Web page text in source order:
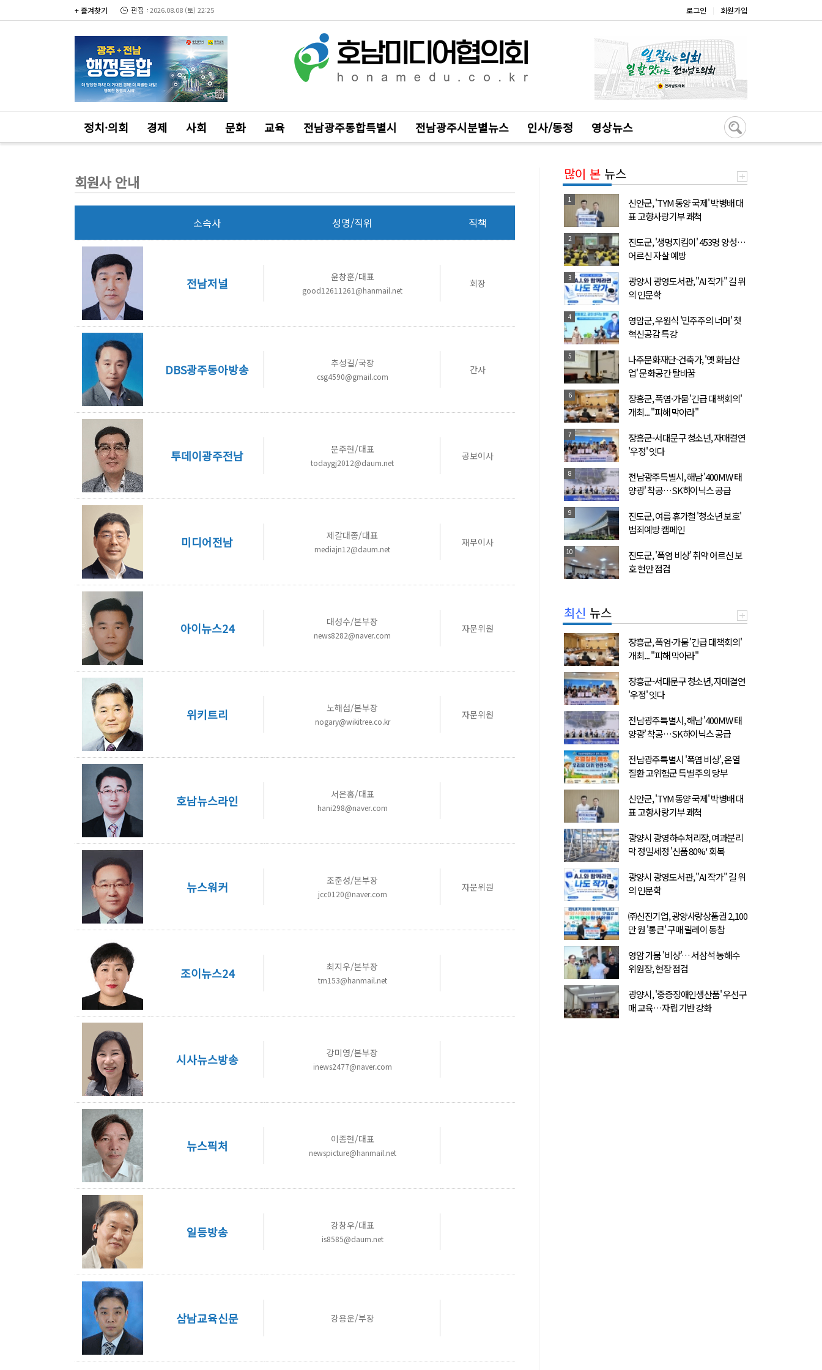
+ 즐겨찾기 2026.08.08 (토) 22:25 로그인 회원가입
정치·의회 경제 사회 문화 교육 전남광주통합특별시 전남광주시분별뉴스 인사/동정 영상뉴스
회원사 안내
소속사 성명/직위 직책
전남저널 윤창훈/대표
good12611261@hanmail.net
회장
DBS광주동아방송 추성길/국장
csg4590@gmail.com
간사
투데이광주전남 문주현/대표
todaygj2012@daum.net
공보이사
미디어전남 제갈대종/대표
mediajn12@daum.net
재무이사
아이뉴스24 대성수/본부장
news8282@naver.com
자문위원
위키트리 노해섭/본부장
nogary@wikitree.co.kr
자문위원
호남뉴스라인 서은홍/대표
hani298@naver.com
뉴스워커 조준성/본부장
jcc0120@naver.com
자문위원
조이뉴스24 최지우/본부장
tm153@hanmail.net
시사뉴스방송 강미영/본부장
inews2477@naver.com
뉴스픽처 이종현/대표
newspicture@hanmail.net
일등방송 강창우/대표
is8585@daum.net
삼남교육신문 강용운/부장
많이 본 뉴스
1
신안군, 'TYM 동양 국제' 박병배 대
표 고향사랑기부 쾌척
2
진도군, '생명지킴이' 453명 양성…
어르신 자살 예방
3
광양시 광영도서관, "AI 작가" 길 위
의 인문학
4
영암군, 우원식 '민주주의 너머' 첫
혁신공감 특강
5
나주문화재단-건축가, '옛 화남산
업' 문화공간 탈바꿈
6
장흥군, 폭염·가뭄 '긴급 대책회의'
개최... "피해 막아라"
7
장흥군-서대문구 청소년, 자매결연
'우정' 잇다
8
전남광주특별시, 해남 '400MW 태
양광' 착공…SK하이닉스 공급
9
진도군, 여름 휴가철 '청소년 보호'
범죄예방 캠페인
10
진도군, '폭염 비상' 취약 어르신 보
호 현안 점검
최신 뉴스
장흥군, 폭염·가뭄 '긴급 대책회의'
개최... "피해 막아라"
장흥군-서대문구 청소년, 자매결연
'우정' 잇다
전남광주특별시, 해남 '400MW 태
양광' 착공…SK하이닉스 공급
전남광주특별시 '폭염 비상', 온열
질환 고위험군 특별 주의 당부
신안군, 'TYM 동양 국제' 박병배 대
표 고향사랑기부 쾌척
광양시 광영하수처리장, 여과분리
막 정밀세정 '신품 80%' 회복
광양시 광영도서관, "AI 작가" 길 위
의 인문학
㈜신진기업, 광양사랑상품권 2,100
만 원 '통큰' 구매 릴레이 동참
영암 가뭄 '비상'… 서삼석 농해수
위원장, 현장 점검
광양시, '중증장애인생산품' 우선구
매 교육…자립 기반 강화